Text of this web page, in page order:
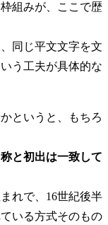
組みが、ここで歴
同じ平文文字を文
う工夫が具体的な
というと、もちろ
と初出は一致して
れで、16世紀後半
いる方式そのもの